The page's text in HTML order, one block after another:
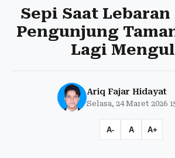
Sepi Saat
Pengunjung
Lagi
Ariq Fajar Hidayat
Selasa, 24 Maret 2026
A- A A+